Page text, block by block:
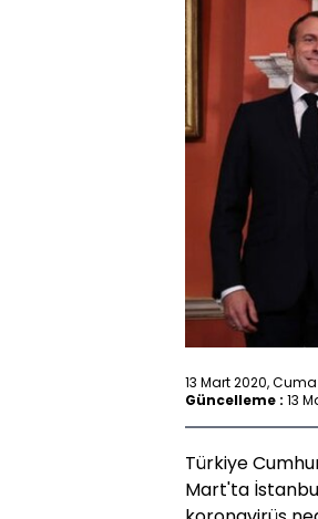
13 Mart 2020,
Güncelleme : 13
Türkiye
Mart'ta